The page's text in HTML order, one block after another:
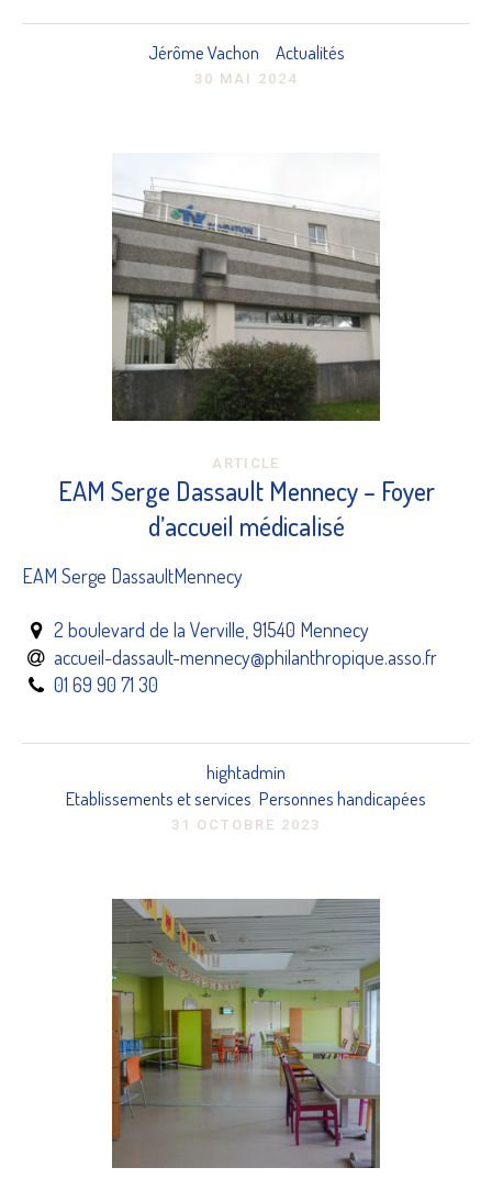
Jérôme Vachon Actualités
30 MAI 2024
ARTICLE
EAM Serge Dassault Mennecy – Foyer
d’accueil médicalisé
EAM Serge DassaultMennecy
2 boulevard de la Verville, 91540 Mennecy
accueil-dassault-mennecy@philanthropique.asso.fr
01 69 90 71 30
hightadmin
Etablissements et services, Personnes handicapées
31 OCTOBRE 2023